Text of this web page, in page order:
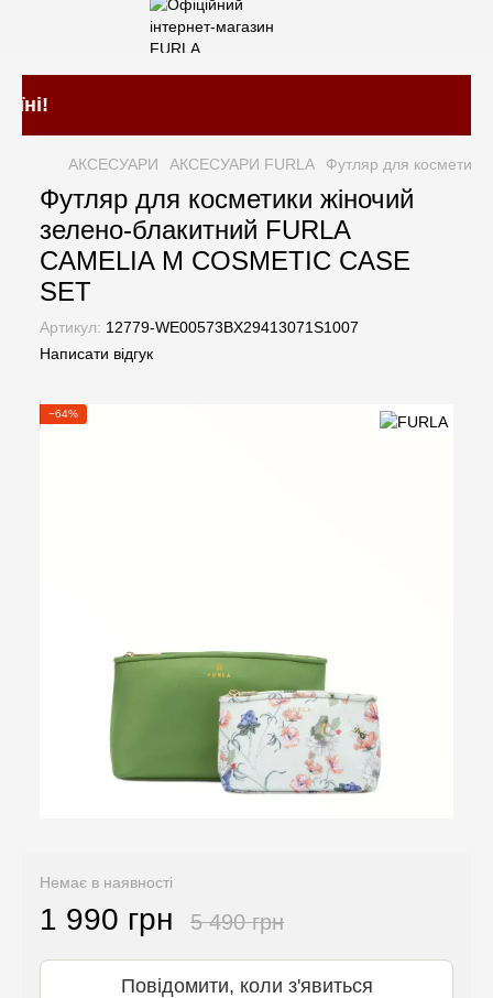
АКСЕСУАРИ АКСЕСУАРИ FURLA Футляр для
Футляр для косметики жіночий
зелено-блакитний FURLA
CAMELIA M COSMETIC CASE
SET
Артикул: 12779-WE00573BX29413071S1007
Написати відгук
−64%
Немає в наявності
1 990 грн 5 490 грн
Повідомити, коли з'явиться